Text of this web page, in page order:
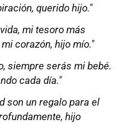
querido hijo."
mi tesoro más
corazón, hijo mío."
siempre serás mi bebé.
cada día."
son un regalo para el
hijo